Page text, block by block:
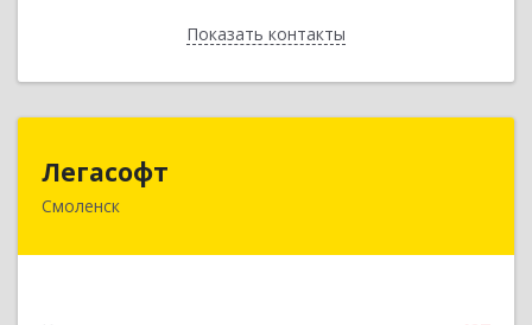
Показать контакты
Назад
Легасофт
Смоленск214018, Смоленская обл, Смоленск г, Ново-